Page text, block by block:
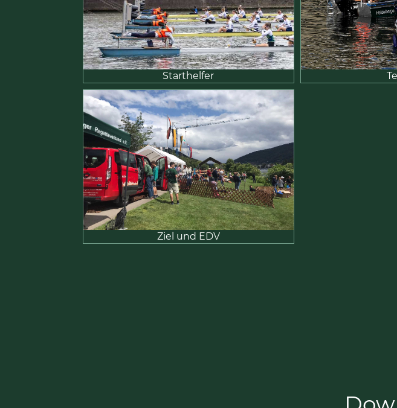
Starthelfer
Ziel und EDV